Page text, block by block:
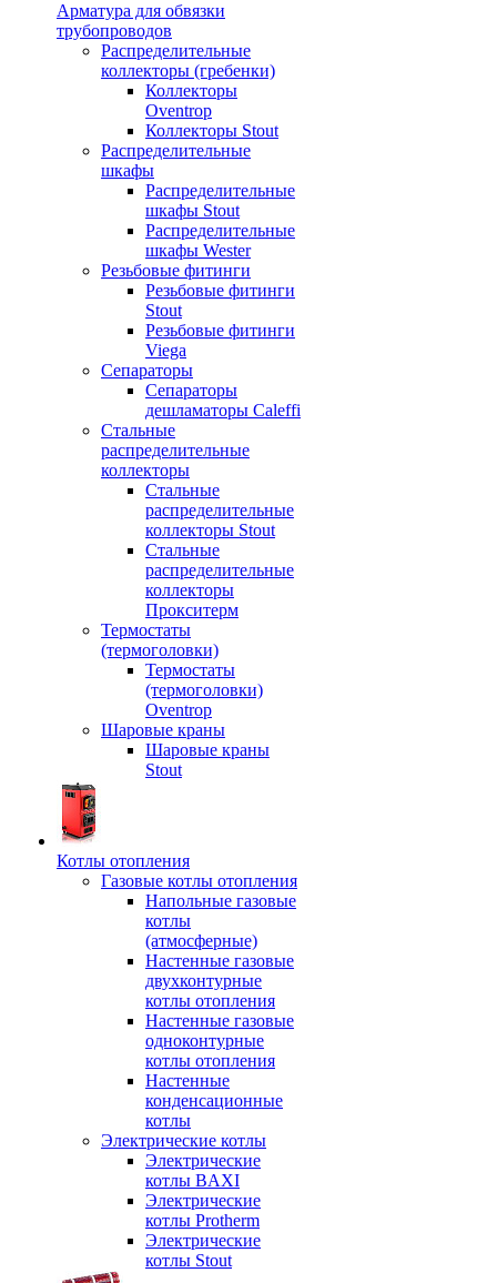
Арматура для обвязки
трубопроводов
Распределительные
коллекторы (гребенки)
Коллекторы
Oventrop
Коллекторы Stout
Распределительные
шкафы
Распределительные
шкафы Stout
Распределительные
шкафы Wester
Резьбовые фитинги
Резьбовые фитинги
Stout
Резьбовые фитинги
Viega
Сепараторы
Сепараторы
дешламаторы Caleffi
Стальные
распределительные
коллекторы
Стальные
распределительные
коллекторы Stout
Стальные
распределительные
коллекторы
Прокситерм
Термостаты
(термоголовки)
Термостаты
(термоголовки)
Oventrop
Шаровые краны
Шаровые краны
Stout
Котлы отопления
Газовые котлы отопления
Напольные газовые
котлы
(атмосферные)
Настенные газовые
двухконтурные
котлы отопления
Настенные газовые
одноконтурные
котлы отопления
Настенные
конденсационные
котлы
Электрические котлы
Электрические
котлы BAXI
Электрические
котлы Protherm
Электрические
котлы Stout